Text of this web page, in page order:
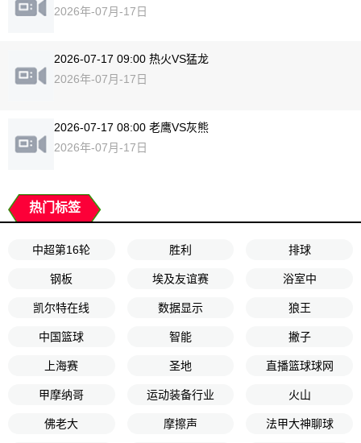
2026年-07月-17日
2026-07-17 09:00 热火VS猛龙
2026年-07月-17日
2026-07-17 08:00 老鹰VS灰熊
2026年-07月-17日
热门标签
中超第16轮 胜利 排球
钢板 埃及友谊赛 浴室中
凯尔特在线 数据显示 狼王
中国篮球 智能 撇子
上海赛 圣地 直播篮球球网
甲摩纳哥 运动装备行业 火山
佛老大 摩擦声 法甲大神聊球